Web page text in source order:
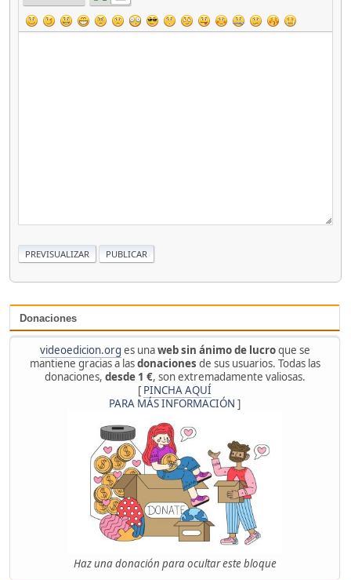
Donaciones
videoedicion.org es unaweb sin ánimo de lucroque se
mantiene gracias a lasdonaciones de sus usuarios. Todas las
donaciones, desde 1 €, son extremadamente valiosas.
[ PINCHA AQUÍ
PARA MÁS INFORMACIÓN ]
Haz una donación para ocultar este bloque